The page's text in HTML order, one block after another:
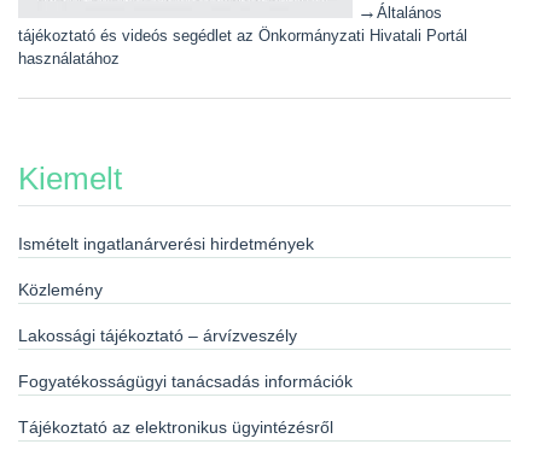
→ Általános
tájékoztató és videós segédlet az Önkormányzati Hivatali Portál
használatához
Kiemelt
Ismételt ingatlanárverési hirdetmények
Közlemény
Lakossági tájékoztató – árvízveszély
Fogyatékosságügyi tanácsadás információk
Tájékoztató az elektronikus ügyintézésről